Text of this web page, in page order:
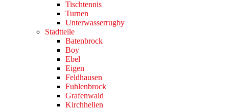
Tischtennis
Turnen
Unterwasserrugby
Stadtteile
Batenbrock
Boy
Ebel
Eigen
Feldhausen
Fuhlenbrock
Grafenwald
Kirchhellen